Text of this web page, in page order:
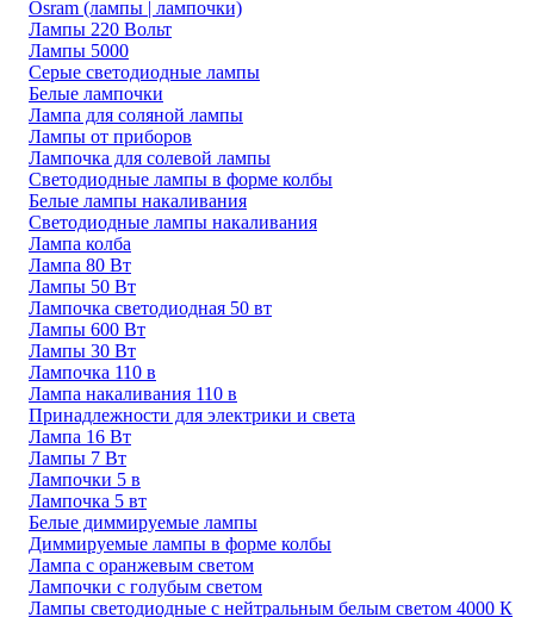
Osram (лампы | лампочки)
Лампы 220 Вольт
Лампы 5000
Серые светодиодные лампы
Белые лампочки
Лампа для соляной лампы
Лампы от приборов
Лампочка для солевой лампы
Светодиодные лампы в форме колбы
Белые лампы накаливания
Светодиодные лампы накаливания
Лампа колба
Лампа 80 Вт
Лампы 50 Вт
Лампочка светодиодная 50 вт
Лампы 600 Вт
Лампы 30 Вт
Лампочка 110 в
Лампа накаливания 110 в
Принадлежности для электрики и света
Лампа 16 Вт
Лампы 7 Вт
Лампочки 5 в
Лампочка 5 вт
Белые диммируемые лампы
Диммируемые лампы в форме колбы
Лампа с оранжевым светом
Лампочки с голубым светом
Лампы светодиодные с нейтральным белым светом 4000 К